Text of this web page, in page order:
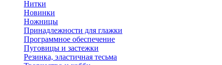
Нитки
Новинки
Ножницы
Принадлежности для глажки
Программное обеспечение
Пуговицы и застежки
Резинка, эластичная тесьма